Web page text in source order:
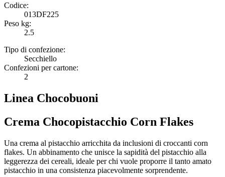
Codice:
013DF225
Peso kg:
2.5
Tipo di confezione:
Secchiello
Confezioni per cartone:
2
Linea Chocobuoni
Crema Chocopistacchio Corn Flakes
Una crema al pistacchio arricchita da inclusioni di croccanti corn
flakes. Un abbinamento che unisce la sapidità del pistacchio alla
leggerezza dei cereali, ideale per chi vuole proporre il tanto amato
pistacchio in una consistenza piacevolmente sorprendente.